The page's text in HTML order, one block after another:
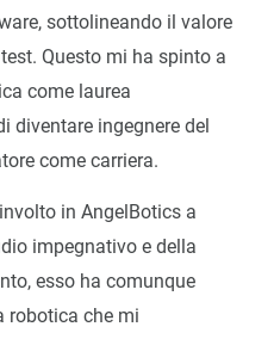
sottolineando il valore
Questo mi ha spinto a
come laurea
diventare ingegnere del
come carriera.
in AngelBotics a
impegnativo e della
esso ha comunque
robotica che mi